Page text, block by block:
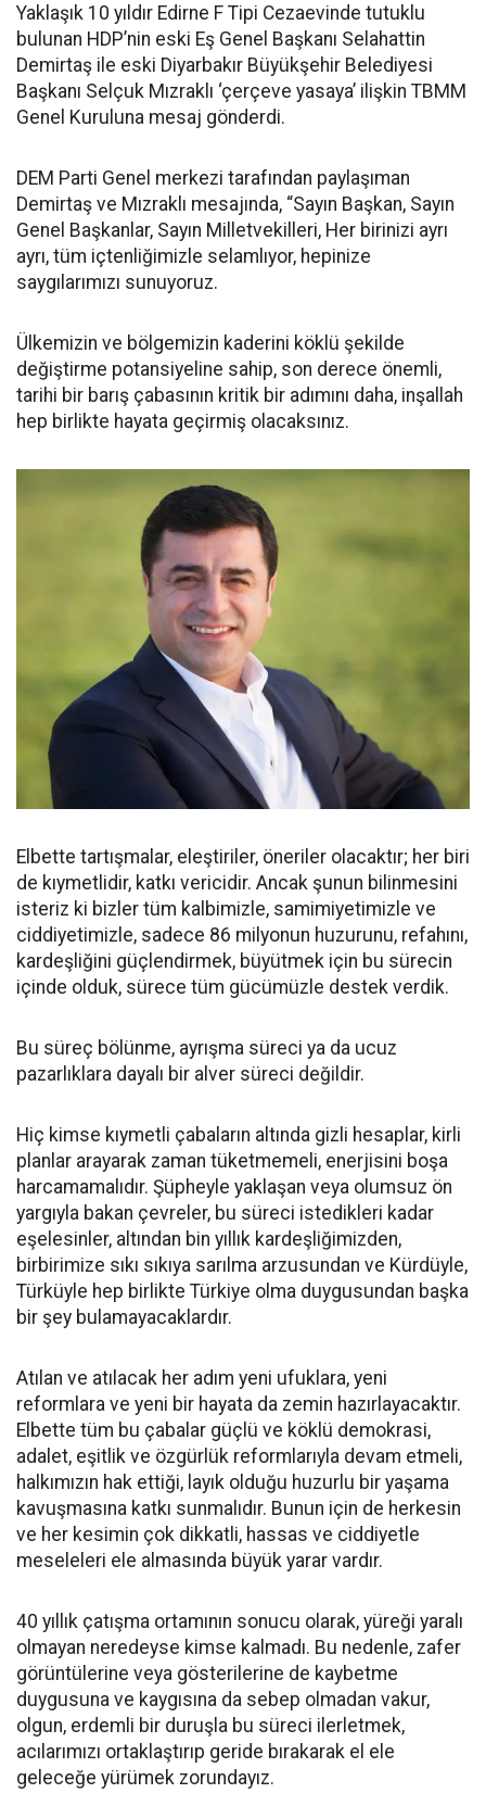
Yaklaşık 10 yıldır Edirne F Tipi Cezaevinde tutuklu
bulunan HDP’nin eski Eş Genel Başkanı Selahattin
Demirtaş ile eski Diyarbakır Büyükşehir Belediyesi
Başkanı Selçuk Mızraklı ‘çerçeve yasaya’ ilişkin TBMM
Genel Kuruluna mesaj gönderdi.
DEM Parti Genel merkezi tarafından paylaşıman
Demirtaş ve Mızraklı mesajında, “Sayın Başkan, Sayın
Genel Başkanlar, Sayın Milletvekilleri, Her birinizi ayrı
ayrı, tüm içtenliğimizle selamlıyor, hepinize
saygılarımızı sunuyoruz.
Ülkemizin ve bölgemizin kaderini köklü şekilde
değiştirme potansiyeline sahip, son derece önemli,
tarihi bir barış çabasının kritik bir adımını daha, inşallah
hep birlikte hayata geçirmiş olacaksınız.
Elbette tartışmalar, eleştiriler, öneriler olacaktır; her biri
de kıymetlidir, katkı vericidir. Ancak şunun bilinmesini
isteriz ki bizler tüm kalbimizle, samimiyetimizle ve
ciddiyetimizle, sadece 86 milyonun huzurunu, refahını,
kardeşliğini güçlendirmek, büyütmek için bu sürecin
içinde olduk, sürece tüm gücümüzle destek verdik.
Bu süreç bölünme, ayrışma süreci ya da ucuz
pazarlıklara dayalı bir alver süreci değildir.
Hiç kimse kıymetli çabaların altında gizli hesaplar, kirli
planlar arayarak zaman tüketmemeli, enerjisini boşa
harcamamalıdır. Şüpheyle yaklaşan veya olumsuz ön
yargıyla bakan çevreler, bu süreci istedikleri kadar
eşelesinler, altından bin yıllık kardeşliğimizden,
birbirimize sıkı sıkıya sarılma arzusundan ve Kürdüyle,
Türküyle hep birlikte Türkiye olma duygusundan başka
bir şey bulamayacaklardır.
Atılan ve atılacak her adım yeni ufuklara, yeni
reformlara ve yeni bir hayata da zemin hazırlayacaktır.
Elbette tüm bu çabalar güçlü ve köklü demokrasi,
adalet, eşitlik ve özgürlük reformlarıyla devam etmeli,
halkımızın hak ettiği, layık olduğu huzurlu bir yaşama
kavuşmasına katkı sunmalıdır. Bunun için de herkesin
ve her kesimin çok dikkatli, hassas ve ciddiyetle
meseleleri ele almasında büyük yarar vardır.
40 yıllık çatışma ortamının sonucu olarak, yüreği yaralı
olmayan neredeyse kimse kalmadı. Bu nedenle, zafer
görüntülerine veya gösterilerine de kaybetme
duygusuna ve kaygısına da sebep olmadan vakur,
olgun, erdemli bir duruşla bu süreci ilerletmek,
acılarımızı ortaklaştırıp geride bırakarak el ele
geleceğe yürümek zorundayız.